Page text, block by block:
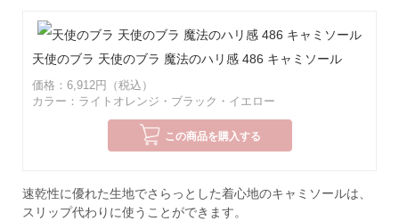
天使のブラ 天使のブラ 魔法のハリ感 486 キャミソール
価格：6,912円（税込）
カラー：ライトオレンジ・ブラック・イエロー
この商品を購入する
速乾性に優れた生地でさらっとした着心地のキャミソールは、
スリップ代わりに使うことができます。